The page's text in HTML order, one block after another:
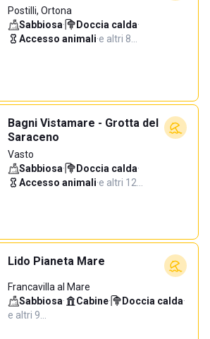
Postilli, Ortona
Sabbiosa· Doccia calda·
Accesso animali·e altri 8…
Bagni Vistamare - Grotta del
Saraceno
Vasto
Sabbiosa· Doccia calda·
Accesso animali·e altri 12…
Lido Pianeta Mare
Francavilla al Mare
Sabbiosa· Cabine· Doccia calda·
e altri 9…